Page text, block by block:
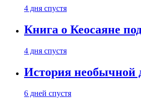
4 дня спустя
Книга о Кеосаяне
4 дня спустя
История необычной
6 дней спустя